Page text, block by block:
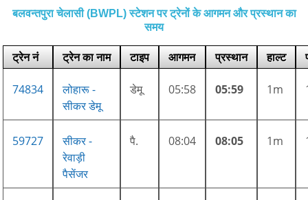
बलवन्तपुरा चेलासी (BWPL) स्टेशन पर ट्रेनों के आगमन और प्रस्थान का
समय
ट्रेन नं ट्रेन का नाम टाइप आगमन प्रस्थान हाल्ट
74834
लोहारू -
सीकर डेमू
डेमू 05:58 05:59 1m
59727
सीकर -
रेवाड़ी
पैसेंजर
पै. 08:04 08:05 1m